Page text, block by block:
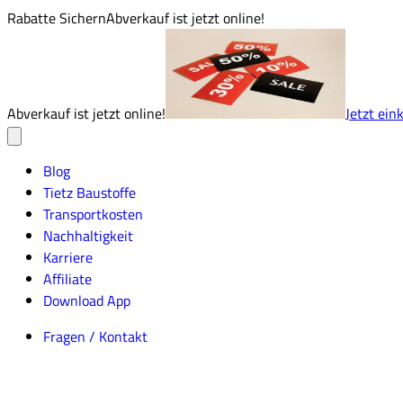
Rabatte SichernAbverkauf ist jetzt online!
Abverkauf ist jetzt online! Jetzt
Blog
Tietz Baustoffe
Transportkosten
Nachhaltigkeit
Karriere
Affiliate
Download App
Fragen / Kontakt